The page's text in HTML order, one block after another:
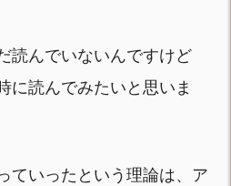
読んでいないんですけど
に読んでみたいと思いま
ていったという理論は、ア